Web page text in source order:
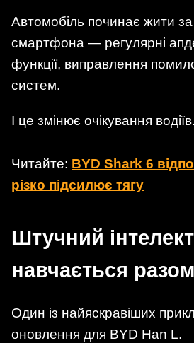
Автомобіль починає жити за
смартфона — регулярні
функції, виправлення
систем.
І це змінює очікування водіїв.
Читайте: BYD Shark 6
різко підсилює тягу
Штучний
навчається
Один із найяскравіших
оновлення для BYD Han L.